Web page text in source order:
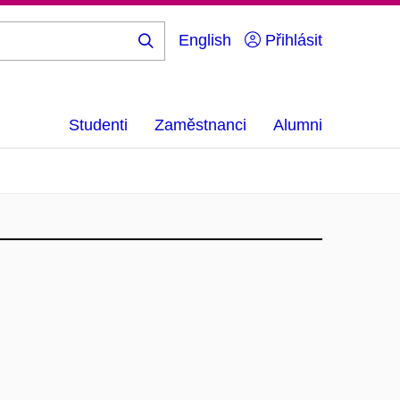
English Přihlásit
Studenti Zaměstnanci Alumni